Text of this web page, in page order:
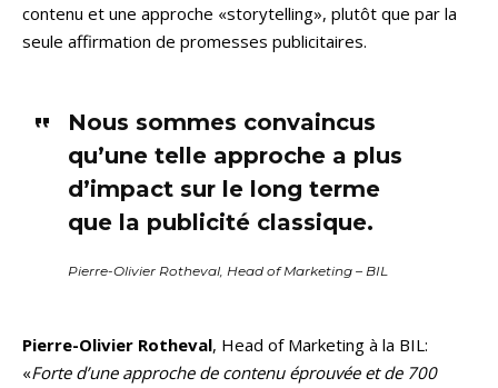
contenu et une approche «storytelling», plutôt que par la
seule affirmation de promesses publicitaires.
Nous sommes convaincus
qu’une telle approche a plus
d’impact sur le long terme
que la publicité classique.
Pierre-Olivier Rotheval, Head of Marketing – BIL
Pierre-Olivier Rotheval, Head of Marketing à la BIL:
«Forte d’une approche de contenu éprouvée et de 700